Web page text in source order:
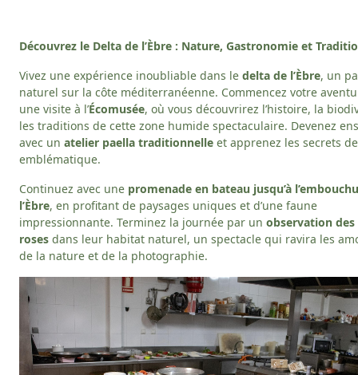
Découvrez le Delta de l’Èbre : Nature, Gastronomie et
Vivez une expérience inoubliable dans le delta de l’Èbre, un
naturel sur la côte méditerranéenne. Commencez votre
une visite à l’Écomusée, où vous découvrirez l’histoire, la
les traditions de cette zone humide spectaculaire. Devenez
avec un atelier paella traditionnelle et apprenez les secrets
emblématique.
Continuez avec une promenade en bateau jusqu’à
l’Èbre, en profitant de paysages uniques et d’une faune
impressionnante. Terminez la journée par un observation
roses dans leur habitat naturel, un spectacle qui ravira les
de la nature et de la photographie.